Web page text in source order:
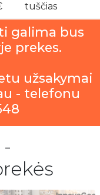
tuščias
galima bus
prekes.
užsakymai
- telefonu